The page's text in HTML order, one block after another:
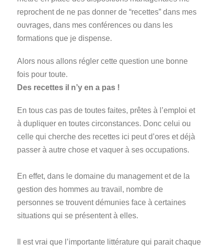
reprochent de ne pas donner de “recettes” dans mes
ouvrages, dans mes conférences ou dans les
formations que je dispense.
Alors nous allons régler cette question une bonne
fois pour toute.
Des recettes il n’y en a pas !
En tous cas pas de toutes faites, prêtes à l’emploi et
à dupliquer en toutes circonstances. Donc celui ou
celle qui cherche des recettes ici peut d’ores et déjà
passer à autre chose et vaquer à ses occupations.
En effet, dans le domaine du management et de la
gestion des hommes au travail, nombre de
personnes se trouvent démunies face à certaines
situations qui se présentent à elles.
Il est vrai que l’importante littérature qui parait chaque